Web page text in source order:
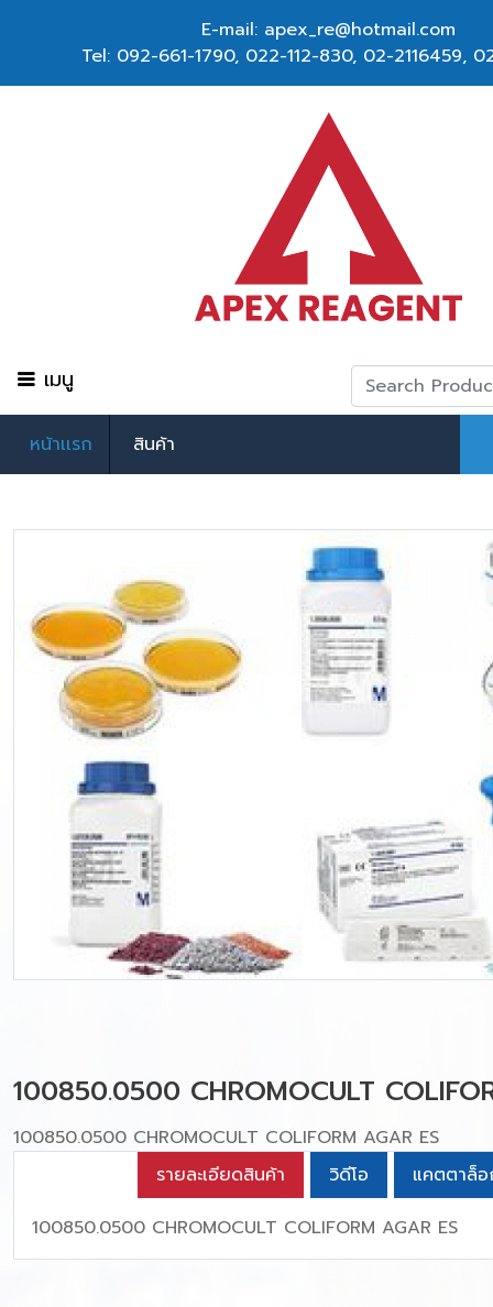
E-mail: apex_re@hotmail.com
Tel: 092-661-1790, 022-112-830, 02-2116459,
เมนู
หน้าเเรก สินค้า
100850.0500 CHROMOCULT
100850.0500 CHROMOCULT COLIFORM AGAR ES
รายละเอียดสินค้า
วิดีโอ
แคตตาล็
100850.0500 CHROMOCULT COLIFORM AGAR ES